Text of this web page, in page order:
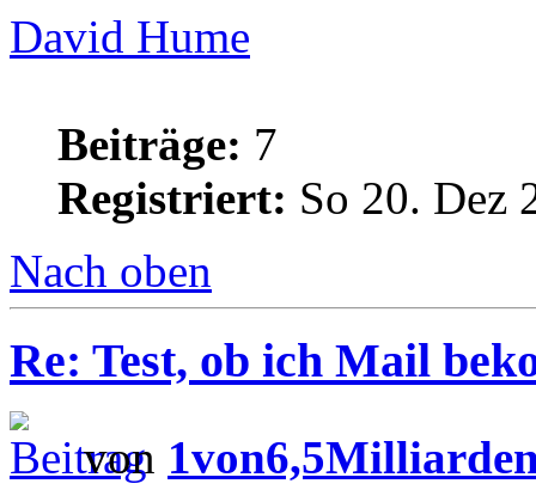
David Hume
Beiträge: 7
Registriert: So 20. Dez
Nach oben
Re: Test, ob ich Mail
von